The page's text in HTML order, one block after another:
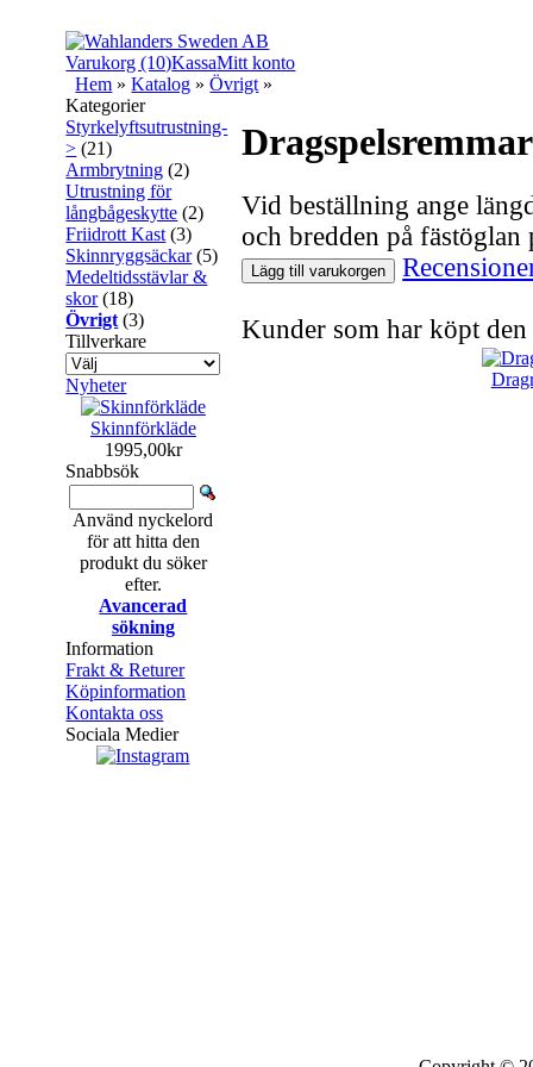
Varukorg (10)KassaMitt konto
Hem »Katalog »Övrigt »
Vid beställning ange
och bredden på fästöglan
Lägg till varukorgen
Kunder som har köpt
Kategorier
Styrkelyftsutrustning-
> (21)
Armbrytning (2)
Utrustning för
långbågeskytte (2)
Friidrott Kast (3)
Skinnryggsäckar(5)
Medeltidsstävlar &
skor(18)
Övrigt (3)
Tillverkare
Nyheter
Skinnförkläde
1995,00kr
Snabbsök
Använd nyckelord
för att hitta den
produkt du söker
efter.
Avancerad
sökning
Information
Frakt & Returer
Köpinformation
Kontakta oss
Sociala Medier